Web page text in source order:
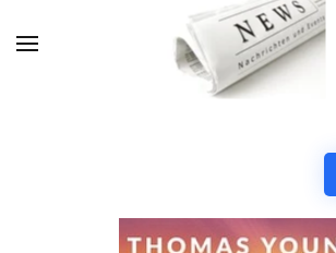
Zum Hauptinhalt springen